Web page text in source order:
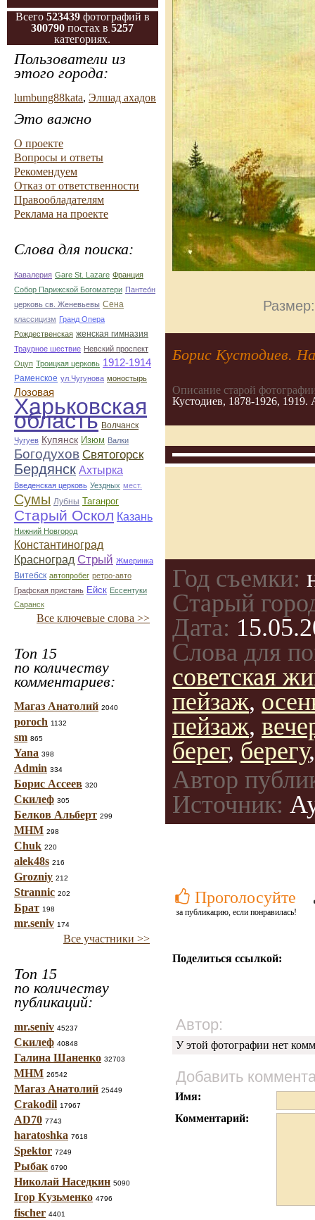
Всего 523439 фотографий в
300790 постах в5257
категориях.
Пользователи из
этого города:
lumbung88kata, Элшад ахадов
Это важно
О проекте
Вопросы и ответы
Рекомендуем
Отказ от ответственности
Правообладателям
Реклама на проекте
Слова для поиска:
Кавалерия Gare St. Lazare Франция
Собор Парижской Богоматери Пантео́н
церковь св. Женевьевы Сена
классицизм Гранд Опера
Рождественская женская гимназия
Траурное шествие Невский проспект
Оцуп Троицкая церковь 1912-1914
Раменское ул.Чугунова моностырь
Лозовая
Харьковская
область Волчанск
Чугуев Купянск Изюм Валки
Богодухов Святогорск
Бердянск Ахтырка
Введенская церковь Уездных мест.
Сумы Лубны Таганрог
Старый Оскол Казань
Нижний Новгород
Константиноград
Красноград Стрый Жмеринка
Витебск автопробег ретро-авто
Графская пристань Ейск Ессентуки
Саранск
Все ключевые слова >>
Топ 15
по количеству
комментариев:
Магаз Анатолий 2040
poroch 1132
sm 865
Yana 398
Admin 334
Борис Ассеев 320
Скилеф 305
Белков Альберт 299
МНМ 298
Chuk 220
alek48s 216
Grozniy 212
Strannic 202
Брат 198
mr.seniv 174
Все участники >>
Топ 15
по количеству
публикаций:
mr.seniv 45237
Скилеф 40848
Галина Шаненко 32703
МНМ 26542
Магаз Анатолий 25449
Crakodil 17967
AD70 7743
haratoshka 7618
Spektor 7249
Рыбак 6790
Николай Наседкин 5090
Ігор Кузьменко 4796
fischer 4401
Борис Кустодиев.
Описание старой
Кустодиев, 1878-1926, 1919.
Год съемки:
Старый
Дата:
Слова для
советская
пейзаж,
пейзаж,
берег, берегу
Автор
Источник:
Проголосуйте
за публикацию, если понравилась!
Поделиться ссылкой:
Автор:
У этой фотографии нет
Добавить
Имя:
Комментарий: